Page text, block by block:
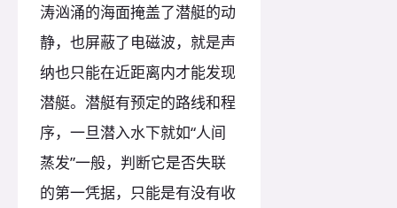
涛汹涌的海面掩盖了潜艇的动
静，也屏蔽了电磁波，就是声
纳也只能在近距离内才能发现
潜艇。潜艇有预定的路线和程
序，一旦潜入水下就如“人间
蒸发”一般，判断它是否失联
的第一凭据，只能是有没有收